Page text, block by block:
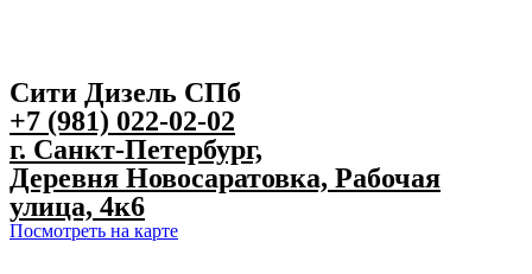
Сити Дизель СПб
+7 (981) 022-02-02
г. Санкт-Петербург,
Деревня Новосаратовка, Рабочая
улица, 4к6
Посмотреть на карте